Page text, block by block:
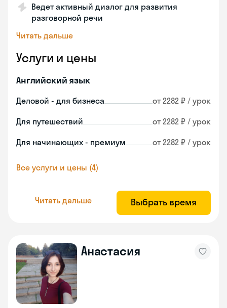
Ведет активный диалог для развития
разговорной речи
Читать дальше
Услуги и цены
Английский язык
Деловой - для бизнеса от 2282 ₽ / урок
Для путешествий от 2282 ₽ / урок
Для начинающих - премиум от 2282 ₽ / урок
Все услуги и цены (4)
Читать дальше Выбрать время
Анастасия